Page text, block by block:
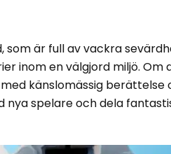
är full av vackra
inom en välgjord miljö. Om
känslomässig berättelse
spelare och dela